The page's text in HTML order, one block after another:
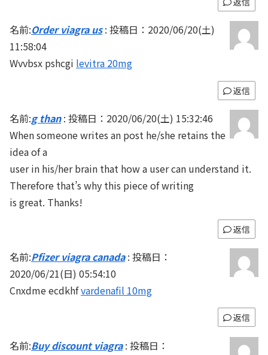
名前:Order viagra us: 投稿日：2020/06/20(土)
11:58:04
Wvvbsx pshcgi levitra 20mg
返信
名前:g than: 投稿日：2020/06/20(土) 15:32:46
When someone writes an post he/she retains the
idea of a
user in his/her brain that how a user can understand it.
Therefore that’s why this piece of writing
is great. Thanks!
返信
名前:Pfizer viagra canada: 投稿日：
2020/06/21(日) 05:54:10
Cnxdme ecdkhfvardenafil 10mg
返信
名前:Buy discount viagra: 投稿日：